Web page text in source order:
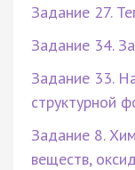
Задание 27.
Задание 34.
Задание 33.
структурной
Задание 8.
веществ,